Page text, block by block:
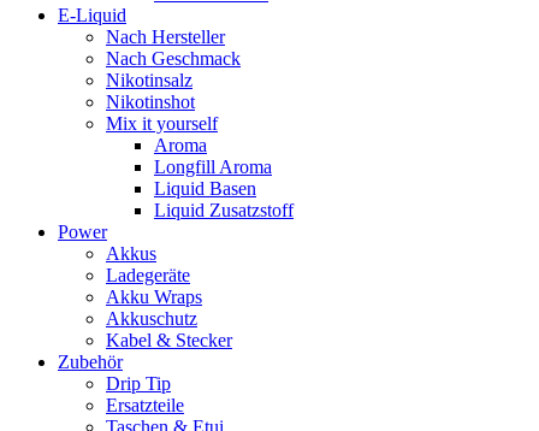
E-Liquid
Nach Hersteller
Nach Geschmack
Nikotinsalz
Nikotinshot
Mix it yourself
Aroma
Longfill Aroma
Liquid Basen
Liquid Zusatzstoff
Power
Akkus
Ladegeräte
Akku Wraps
Akkuschutz
Kabel & Stecker
Zubehör
Drip Tip
Ersatzteile
Taschen & Etui